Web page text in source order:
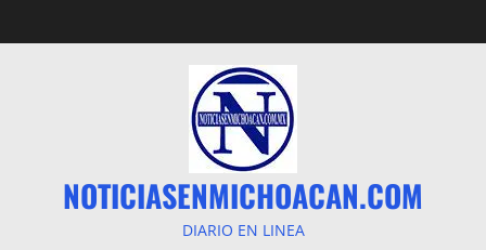
al
NOTICIASENMICHOACAN.COM
DIARIO EN LINEA